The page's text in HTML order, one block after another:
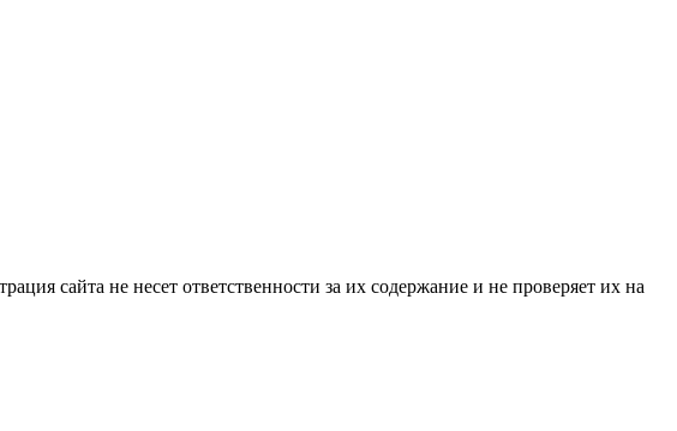
сайта не несет ответственности за их содержание и не проверяет их на